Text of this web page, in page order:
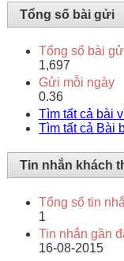
Tổng số bài gửi
Tổng số bài
1,697
Gửi mỗi ngày
0.36
Tìm tất cả bài
Tìm tất cả Bài
Tin nhắn khách
Tổng số tin
1
Tin nhắn gần
16-08-2015